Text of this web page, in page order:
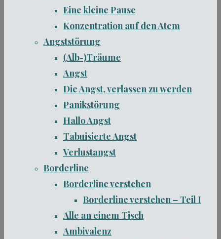
Eine kleine Pause
Konzentration auf den Atem
Angststörung
(Alb-)Träume
Angst
Die Angst, verlassen zu werden
Panikstörung
Hallo Angst
Tabuisierte Angst
Verlustangst
Borderline
Borderline verstehen
Borderline verstehen – Teil I
Alle an einem Tisch
Ambivalenz